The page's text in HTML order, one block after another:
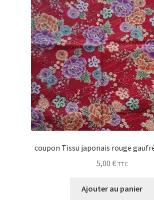
coupon Tissu japonais rouge
5,00 € TTC
Ajouter au panier